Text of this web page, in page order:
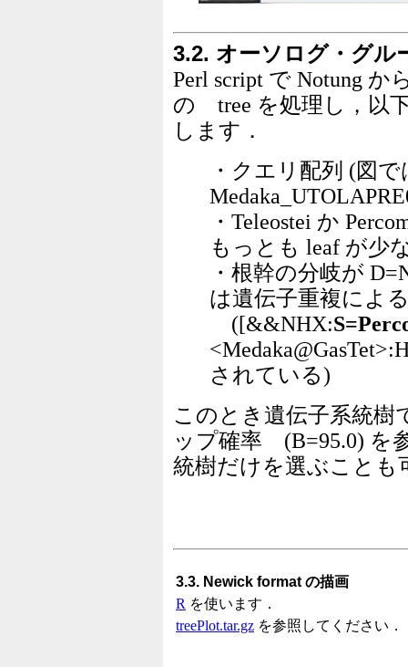
3.2. オーソログ・グル
Perl script で Notung
の tree を処理し，以
します．
・クエリ配列 (図で
・Teleostei か
もっとも leaf が少
・根幹の分岐が
は遺伝子重複によ
([&&NHX:
されている)
このとき遺伝子系統樹
ップ確率 (B=95.0) を
統樹だけを選ぶことも
3.3. Newick format の描画
R を使います．
treePlot.tar.gz を参照してください．